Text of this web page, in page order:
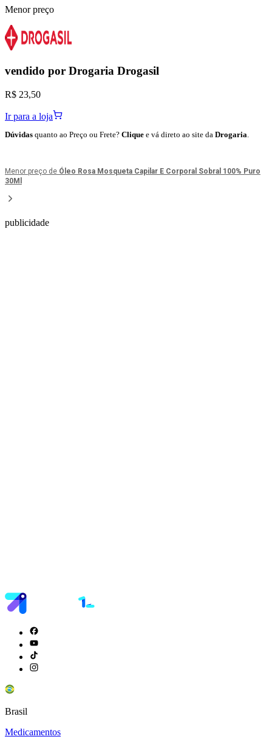
Menor preço
vendido por Drogaria Drogasil
R$ 23,50
Ir para a loja
Dúvidas quanto ao Preço ou Frete? Clique e vá direto ao site da Drogaria.
Menor preço de Óleo Rosa Mosqueta Capilar E Corporal Sobral 100% Puro
30Ml
publicidade
Brasil
Medicamentos